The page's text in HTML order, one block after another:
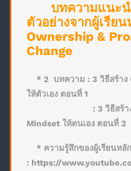
บทความแนะ
ตัวอย่างจากผู้เรีย
Ownership &
Change
* 2 บทความ : 3 วิธีสร้า
ให้ตัวเอง ตอนที่ 1
: 3 วิธีสร้
Mindset ให้ตนเอง ตอนที่ 2
* ความรู้สึกของผู้เรียนหลั
: https://